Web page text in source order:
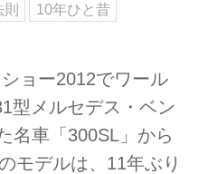
10年ひと昔
ョー2012でワール
型メルセデス・ベン
名車「300SL」から
モデルは、11年ぶり